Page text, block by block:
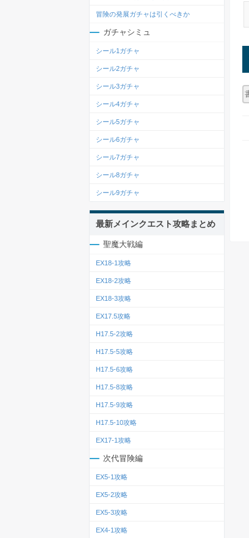
冒険の発展ガチャは引くべきか
ガチャシミュ
シール1ガチャ
シール2ガチャ
シール3ガチャ
シール4ガチャ
シール5ガチャ
シール6ガチャ
シール7ガチャ
シール8ガチャ
シール9ガチャ
最新メインクエスト攻略まとめ
聖魔大戦編
EX18-1攻略
EX18-2攻略
EX18-3攻略
EX17.5攻略
H17.5-2攻略
H17.5-5攻略
H17.5-6攻略
H17.5-8攻略
H17.5-9攻略
H17.5-10攻略
EX17-1攻略
次代冒険編
EX5-1攻略
EX5-2攻略
EX5-3攻略
EX4-1攻略